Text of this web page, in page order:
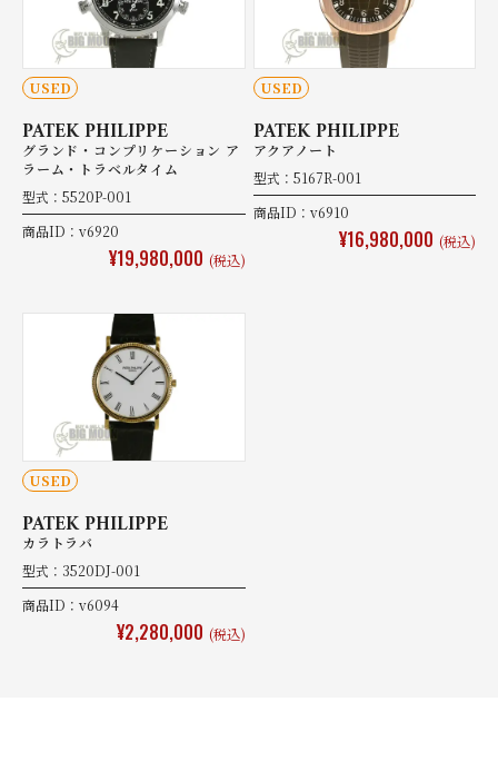
USED
PATEK PHILIPPE
グランド・コンプリケーション ア
ラーム・トラベルタイム
型式：5520P-001
商品ID：v6920
¥19,980,000 (税込)
USED
PATEK PHILIPPE
アクアノート
型式：5167R-001
商品ID：v6910
¥16,980,000 (税込)
USED
PATEK PHILIPPE
カラトラバ
型式：3520DJ-001
商品ID：v6094
¥2,280,000 (税込)